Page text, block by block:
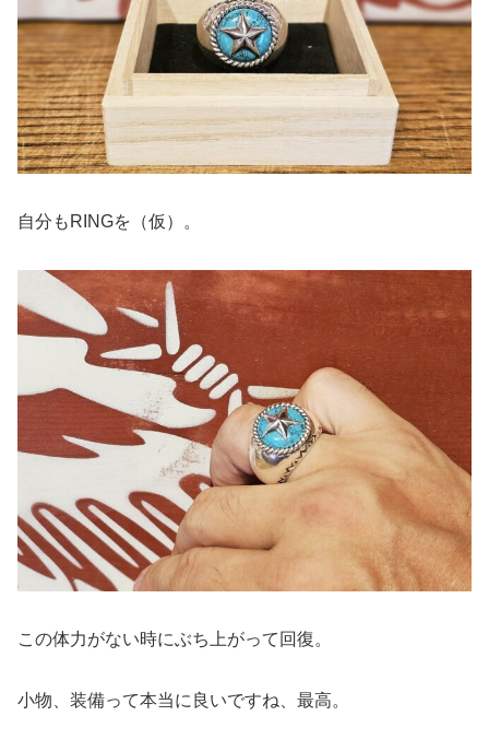
自分もRINGを（仮）。
この体力がない時にぶち上がって回復。
小物、装備って本当に良いですね、最高。